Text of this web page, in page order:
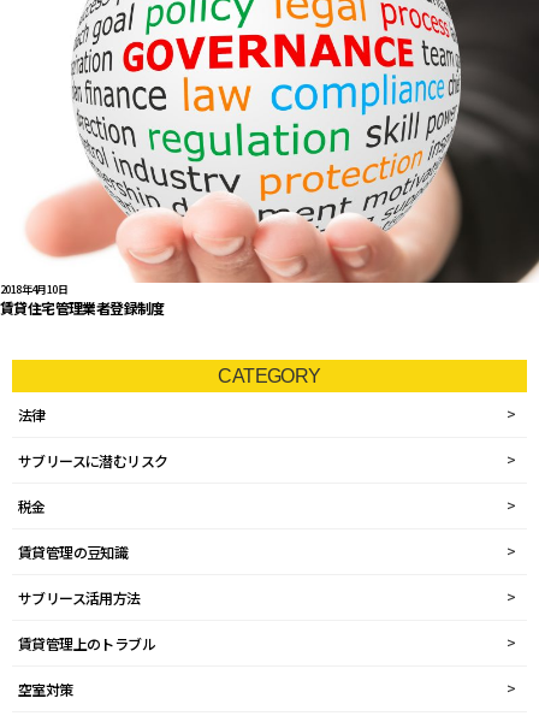
2018年4月10日
賃貸住宅管理業者登録制度
CATEGORY
法律
サブリースに潜むリスク
税金
賃貸管理の豆知識
サブリース活用方法
賃貸管理上のトラブル
空室対策